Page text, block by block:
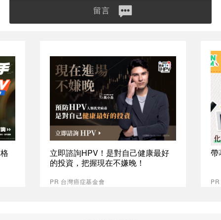
留言
立即諮詢HPV！是對自己健康最好
的投資，把握現在不嫌晚！
PR 台灣癌症基金會
帶